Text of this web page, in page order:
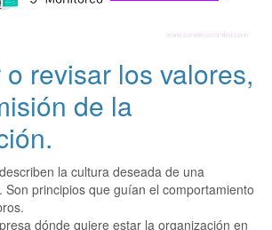
revisar los valores,
de la
describen la cultura deseada de una
Son principios que guían el comportamiento
dónde quiere estar la organización en